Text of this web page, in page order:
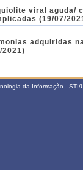
viral aguda/
(19/07/
adquiridas na
2021)
da Informação -